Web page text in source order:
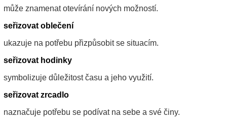
může znamenat otevírání nových možností.
seřizovat oblečení
ukazuje na potřebu přizpůsobit se situacím.
seřizovat hodinky
symbolizuje důležitost času a jeho využití.
seřizovat zrcadlo
naznačuje potřebu se podívat na sebe a své činy.